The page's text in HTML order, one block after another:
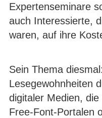
Expertenseminare
auch Interessierte,
waren, auf ihre
Sein Thema
Lesegewohnheiten
digitaler Medien,
Free-Font-Portalen